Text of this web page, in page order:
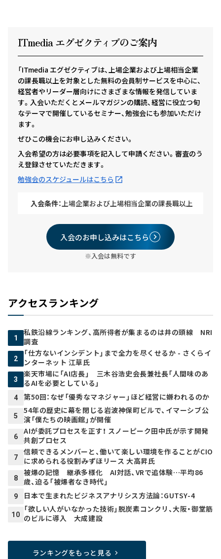
ITmedia エグゼクティ ブのご案内
「ITmedia エグゼクティブは、上場企業および上場相当企業
の課長職以上を対象とした無料の会員制サービスを中心に、
経営者やリーダー層向けにさまざまな情報を発信していま
す。入会いただくとメールマガジンの購読、経営に役立つ旬
なテーマで開催しているセミナー、勉強会にも参加いただけ
ます。
ぜひこの機会にお申し込みください。
入会希望の方は必要事項を記入して申請ください。審査のう
え登録させていただきます。
勉強会のスケジュールはこちら
入会条件：上場企業および上場相当企業の課長職以上
入会のお申し込みはこちら
※入会は無料です
アクセスランキング
1
私鉄沿線ランキング、高所得者が集まるのは井の頭線 NRI
調査
2
「仕方ないインシデント」まで全力を尽くせるか - さくらイ
ンターネット 江草氏
3
楽天市場に「AI店長」 三木谷浩史会長兼社長「人間味のあ
るAIを必要としている」
4 第50回：なぜ「優秀なマネジャー」ほど経営に嫌われるのか
5
54年の歴史に幕を閉じる岩波神保町ビルで、イマーシブ公
演「僕たちの映画館」が開催
6
AIが委託プロセスを正す！ スノーピーク田中氏が示す開発
共創プロセス
7
信頼できるメンバーと、働いて楽しい環境を作ることがCIO
に求められる役割――みずほリース 大高昇氏
8
被爆の記憶 継承多様化 AI対話、VRで追体験…平均86
歳、迫る「被爆者なき時代」
9 日本で生まれたビジネスアナリシス方法論：GUTSY-4
10
「欲しい人がいなかった技術」脱炭素コンクリ、大阪・御堂筋
のビルに導入 大成建設
ランキングをもっと見る